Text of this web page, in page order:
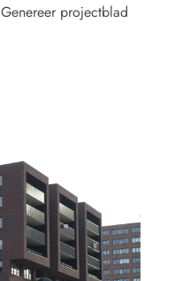
Genereer projectblad